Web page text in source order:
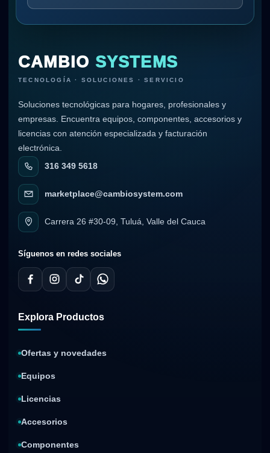
CAMBIO SYSTEMS
TECNOLOGÍA · SOLUCIONES · SERVICIO
Soluciones tecnológicas para hogares, profesionales y
empresas. Encuentra equipos, componentes, accesorios y
licencias con atención especializada y facturación
electrónica.
316 349 5618
marketplace@cambiosystem.com
Carrera 26 #30-09, Tuluá, Valle del Cauca
Síguenos en redes sociales
Explora Productos
Ofertas y novedades
Equipos
Licencias
Accesorios
Componentes